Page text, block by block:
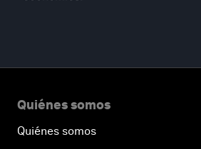
Quiénes somos
Quiénes somos